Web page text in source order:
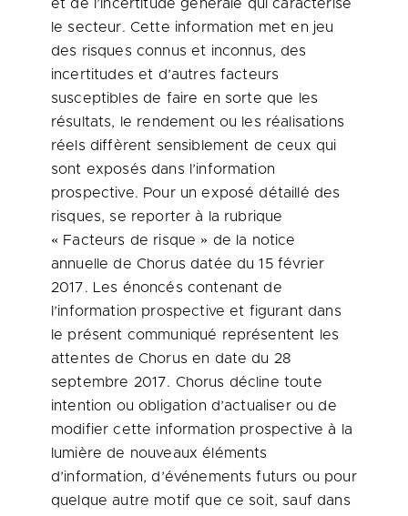
et de l’incertitude générale qui caractérise
le secteur. Cette information met en jeu
des risques connus et inconnus, des
incertitudes et d’autres facteurs
susceptibles de faire en sorte que les
résultats, le rendement ou les réalisations
réels diffèrent sensiblement de ceux qui
sont exposés dans l’information
prospective. Pour un exposé détaillé des
risques, se reporter à la rubrique
« Facteurs de risque » de la notice
annuelle de Chorus datée du 15 février
2017. Les énoncés contenant de
l’information prospective et figurant dans
le présent communiqué représentent les
attentes de Chorus en date du 28
septembre 2017. Chorus décline toute
intention ou obligation d’actualiser ou de
modifier cette information prospective à la
lumière de nouveaux éléments
d’information, d’événements futurs ou pour
quelque autre motif que ce soit, sauf dans